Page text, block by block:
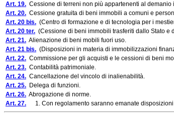
Art. 19. Cessione di terreni non più appartenenti al demanio
Art. 20. Cessione gratuita di beni immobili a comuni e
Art. 20 bis. (Centro di formazione e di tecnologia per i
Art. 20 ter. (Cessione di beni immobili trasferiti dallo Stato e
Art. 21. Alienazione di beni mobili fuori uso.
Art. 21 bis. (Disposizioni in materia di immobilizzazioni
Art. 22. Commissione per gli acquisti e le cessioni di beni
Art. 23. Contabilità patrimoniale.
Art. 24. Cancellazione del vincolo di inalienabilità.
Art. 25. Delega di funzioni.
Art. 26. Abrogazione di norme.
Art. 27. 1. Con regolamento saranno emanate disposizioni